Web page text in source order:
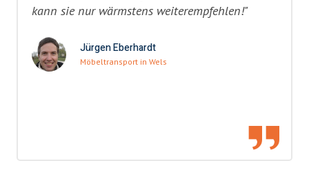
kann sie nur wärmstens weiterempfehlen!"
Jürgen Eberhardt
Möbeltransport in Wels